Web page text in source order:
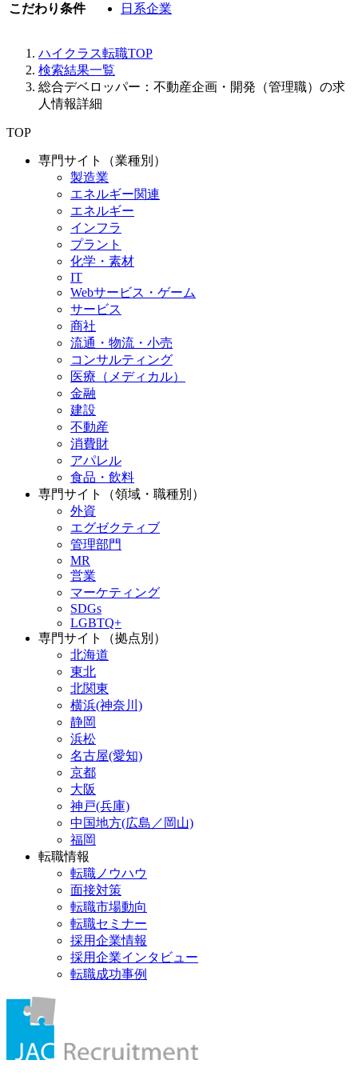
こだわり条件 日系企業
ハイクラス転職TOP
検索結果一覧
総合デベロッパー：不動産企画・開発（管理職）の求
人情報詳細
TOP
専門サイト（業種別）
製造業
エネルギー関連
エネルギー
インフラ
プラント
化学・素材
IT
Webサービス・ゲーム
サービス
商社
流通・物流・小売
コンサルティング
医療（メディカル）
金融
建設
不動産
消費財
アパレル
食品・飲料
専門サイト（領域・職種別）
外資
エグゼクティブ
管理部門
MR
営業
マーケティング
SDGs
LGBTQ+
専門サイト（拠点別）
北海道
東北
北関東
横浜(神奈川)
静岡
浜松
名古屋(愛知)
京都
大阪
神戸(兵庫)
中国地方(広島／岡山)
福岡
転職情報
転職ノウハウ
面接対策
転職市場動向
転職セミナー
採用企業情報
採用企業インタビュー
転職成功事例